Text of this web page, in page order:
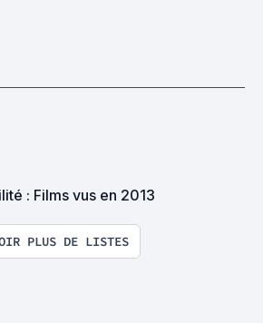
: Films vus en 2013
PLUS DE LISTES